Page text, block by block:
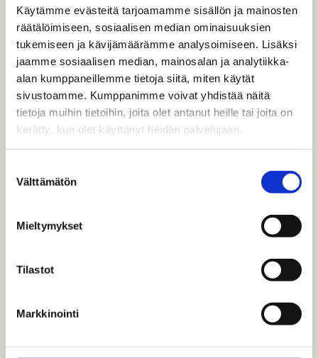
Käytämme evästeitä tarjoamamme sisällön ja mainosten
räätälöimiseen, sosiaalisen median ominaisuuksien
tukemiseen ja kävijämäärämme analysoimiseen. Lisäksi
jaamme sosiaalisen median, mainosalan ja analytiikka-
alan kumppaneillemme tietoja siitä, miten käytät
sivustoamme. Kumppanimme voivat yhdistää näitä
tietoja muihin tietoihin, joita olet antanut heille tai joita on
kerätty, kun olet käyttänyt heidän palvelujaan.
valinta
Välttämätön
Mieltymykset
Tilastot
Markkinointi
Rautatiemuseon näyttelyhalleissa kuljetaan
keisarin ajasta kohti nykyaikaa vanhojen
vetureiden ja…
Alkujaan yksityisen Hangon – Hyvinkään
asussa…